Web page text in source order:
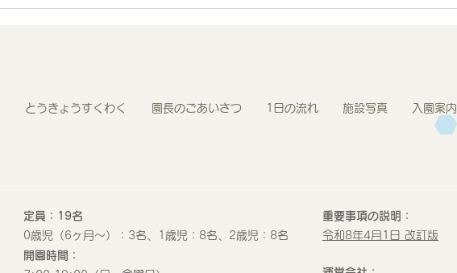
地域連携 町会の盆踊りでヨ
R8.7月度 とうきょうすく
とうきょうすくわく 園長のごあいさつ 1日の流れ 施設写真 入園案内
定員：19名
0歳児（6ヶ月〜）：3名、1歳児：8名、2歳児：8名
開園時間：
重要事項の説明：
令和8年4月1日 改訂版